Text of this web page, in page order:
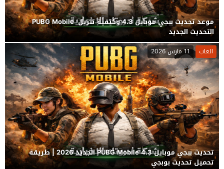
موعد تحديث ببجي موبايل 4.3 وكيفية تنزيل PUBG Mobile
التحديث الجديد
تحديث ببجي موبايل PUBG Mobile 4.3 الجديد 2026 | طريقة
تحميل تحديث بوبجي
العاب 11 مارس 2026